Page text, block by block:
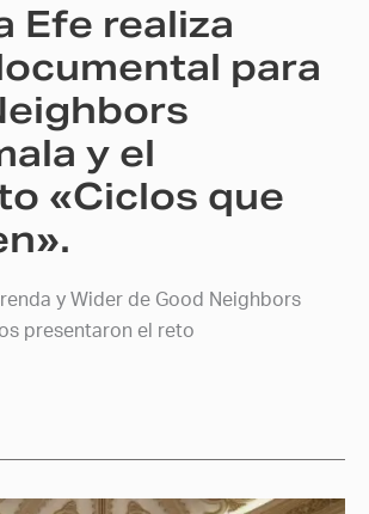
Efe realiza
para
y el
«Ciclos que
y Wider de Good Neighbors
presentaron el reto